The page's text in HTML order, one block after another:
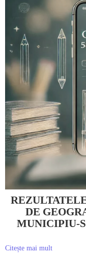
DE
MUNICIPIU-
Citește mai mult